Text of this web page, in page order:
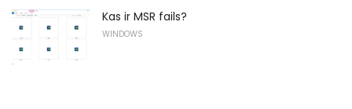
Kas ir MSR fails?
WINDOWS